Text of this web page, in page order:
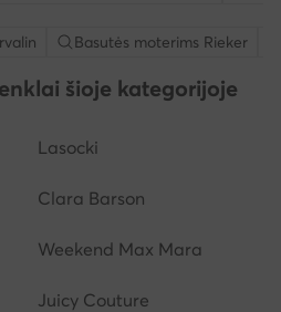
Basutės moterims Rieker
šioje kategorijoje
Lasocki
Clara Barson
Weekend Max Mara
Juicy Couture